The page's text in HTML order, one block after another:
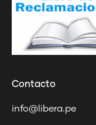
Contacto
info@libera.pe